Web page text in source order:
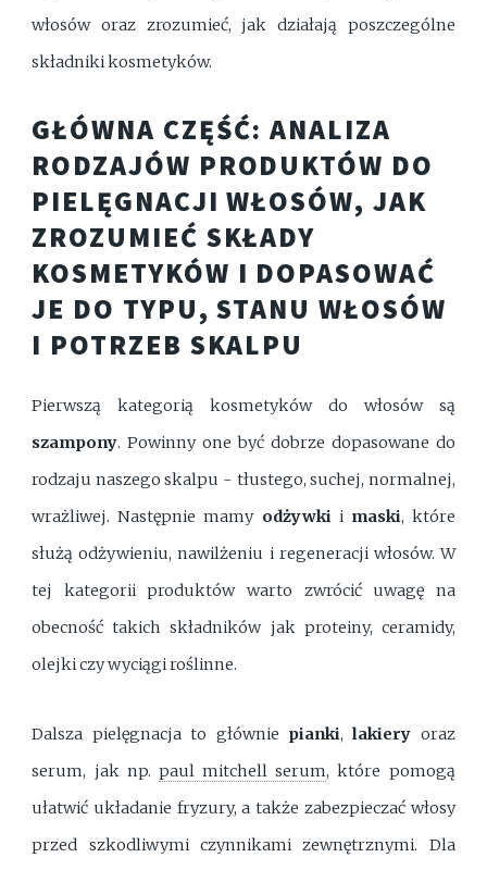
włosów oraz zrozumieć, jak działają poszczególne
składniki kosmetyków.
GŁÓWNA CZĘŚĆ: ANALIZA
RODZAJÓW PRODUKTÓW DO
PIELĘGNACJI WŁOSÓW, JAK
ZROZUMIEĆ SKŁADY
KOSMETYKÓW I DOPASOWAĆ
JE DO TYPU, STANU WŁOSÓW
I POTRZEB SKALPU
Pierwszą kategorią kosmetyków do włosów są
szampony. Powinny one być dobrze dopasowane do
rodzaju naszego skalpu - tłustego, suchej, normalnej,
wrażliwej. Następnie mamy odżywkii maski, które
służą odżywieniu, nawilżeniu i regeneracji włosów. W
tej kategorii produktów warto zwrócić uwagę na
obecność takich składników jak proteiny, ceramidy,
olejki czy wyciągi roślinne.
Dalsza pielęgnacja to głównie pianki,lakiery oraz
serum, jak np. paul mitchell serum, które pomogą
ułatwić układanie fryzury, a także zabezpieczać włosy
przed szkodliwymi czynnikami zewnętrznymi. Dla